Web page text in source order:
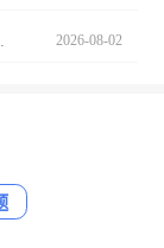
可控备份与安全平稳迁移。 2026-08-02